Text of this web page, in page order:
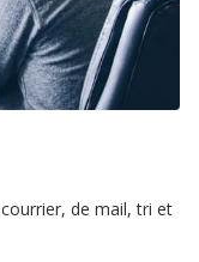
de mail, tri et